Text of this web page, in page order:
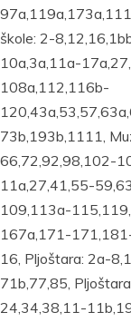
škole: 2-
10a,3a,11a-
108a,112,116b-
73b,193b,1111,
66,72,92,98,102-
11a,27,41,55-
109,113a-
167a,171-
16, Pljoštara: 2a-
71b,77,85,
24,34,38,11-